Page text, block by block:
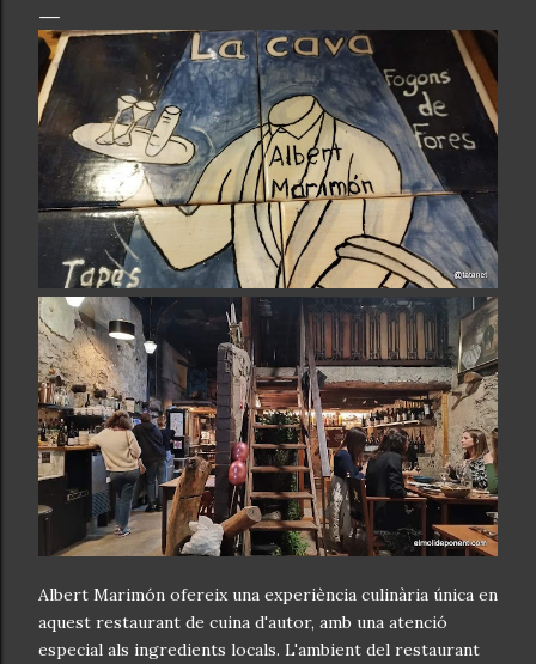
Albert Marimón ofereix una experiència culinària única en
aquest restaurant de cuina d'autor, amb una atenció
especial als ingredients locals. L'ambient del restaurant